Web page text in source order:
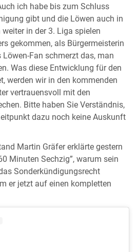
ich habe bis zum Schluss
gibt und die Löwen auch in
in der 3. Liga spielen
gekommen, als Bürgermeisterin
Fan schmerzt das, man
Was diese Entwicklung für den
werden wir in den kommenden
vertrauensvoll mit den
Bitte haben Sie Verständnis,
dazu noch keine Auskunft
Martin Gräfer erklärte gestern
Minuten Sechzig”, warum sein
Sonderkündigungsrecht
er jetzt auf einen kompletten